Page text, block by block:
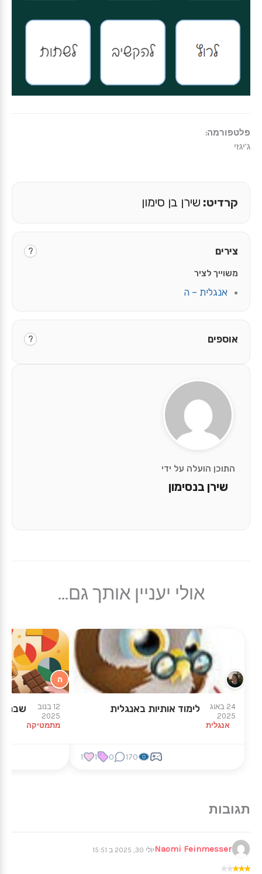
פלטפורמה:
ג'יגזי
התוכן הועלה על ידי
שירן בנסימון
קרדיט: שירן בן סימון
צירים ?
משוייך לציר
אנגלית – ה
אוספים ?
אולי יעניין אותך גם...
24 באוג
2025
אנגלית
לימוד אותיות באנגלית
170
0
1
1
ה
12 בנוב
2025
מתמטיקה
Naomi Feinmesserיולי 30, 2025 ב 15:51
★
★
★
★
★